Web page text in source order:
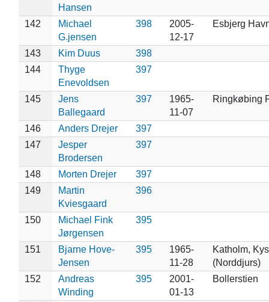
Hansen
142
Michael
G.jensen
398
2005-
12-17
Esbjerg
143 Kim Duus
398
144
Thyge
Enevoldsen
397
145
Jens
Ballegaard
397
1965-
11-07
Ringkøbing
146 Anders Drejer
397
147
Jesper
Brodersen
397
148 Morten Drejer
397
149
Martin
Kviesgaard
396
150
Michael Fink
Jørgensen
395
151
Bjarne Hove-
Jensen
395
1965-
11-28
Katholm,
(Norddjurs)
152
Andreas
Winding
395
2001-
01-13
Bollerstien